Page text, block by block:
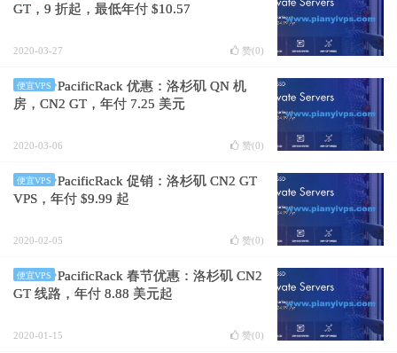
GT，9 折起，最低年付 $10.57
2020-03-27 赞(0)
便宜VPS
PacificRack 优惠：洛杉矶 QN 机
房，CN2 GT，年付 7.25 美元
2020-03-06 赞(0)
便宜VPS
PacificRack 促销：洛杉矶 CN2 GT
VPS，年付 $9.99 起
2020-02-05 赞(0)
便宜VPS
PacificRack 春节优惠：洛杉矶 CN2
GT 线路，年付 8.88 美元起
2020-01-15 赞(0)